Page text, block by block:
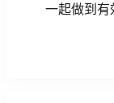
一起做到有